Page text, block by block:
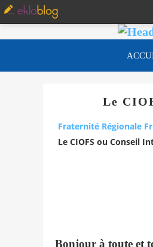
Le
Fraternité Régionale
Le CIOFS ou Conseil
Bonjour à toute et